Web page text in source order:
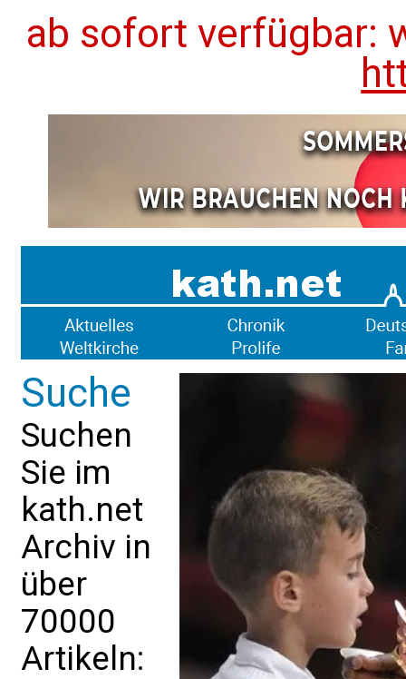
ab sofort verfügbar:
Suche
Suchen
Sie im
kath.net
Archiv in
über
70000
Artikeln: